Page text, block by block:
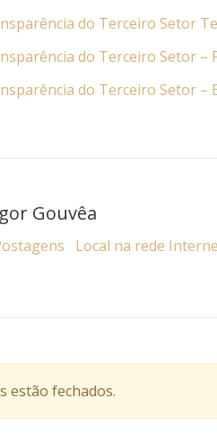
do Terceiro Setor
do Terceiro Setor –
do Terceiro Setor –
Gouvêa
Local na rede
estão fechados.